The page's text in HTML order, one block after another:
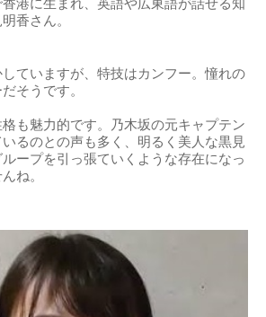
港に生まれ、英語や広東語が話せる知
香さん。
ていますが、特技はカンフー。憧れの
そうです。
も魅力的です。乃木坂の元キャプテン
るのとの声も多く、明るく美人な黒見
ープを引っ張ていくような存在になっ
ね。